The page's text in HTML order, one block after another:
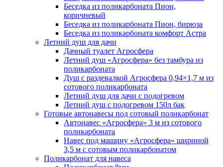
Беседка из поликарбоната Пион,
коричневый
Беседка из поликарбоната Пион, бирюза
Беседка из поликарбоната комфорт Астра
Летний душ для дачи
Дачный туалет Агросфера
Летний душ «Агросфера» без тамбура из
поликарбоната
Душ с раздевалкой Агросфера 0,94×1,7 м из
сотового поликарбоната
Летний душ для дачи с подогревом
Летний душ с подогревом 150л бак
Готовые автонавесы под сотовый поликарбонат
Автонавес «Агросфера» 3 м из сотового
поликарбоната
Навес под машину «Агросфера» шириной
3,5 м с сотовым поликарбонатом
Поликарбонат для навеса